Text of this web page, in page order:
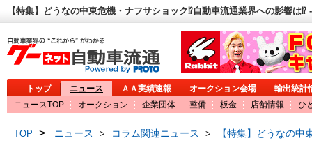
【特集】どうなの中東危機・ナフサショック⁉自動車流通業界への影響は⁉
トップ ニュース ＡＡ実績速報 オークション会場
輸出統計
ニュースTOP
オークション 企業団体 整備 板金 店舗情報 ひ
TOP > ニュース > コラム関連ニュース > 【特集】どうなの